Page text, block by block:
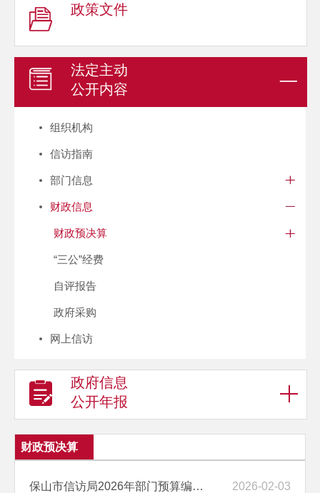
政策文件
法定主动
公开内容
组织机构
信访指南
部门信息
财政信息
财政预决算
“三公”经费
自评报告
政府采购
网上信访
政府信息
公开年报
财政预决算
保山市信访局2026年部门预算编制说明 2026-02-03